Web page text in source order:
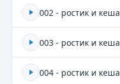
002 - ростик и кеша
003 - ростик и кеша
004 - ростик и кеша